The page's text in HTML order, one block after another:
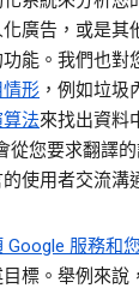
廣告，或是其
能。我們也對
形 ，例如垃
法來找出資料
從您要求翻譯
使用者交流溝
Google 服務和
目標。舉例來說